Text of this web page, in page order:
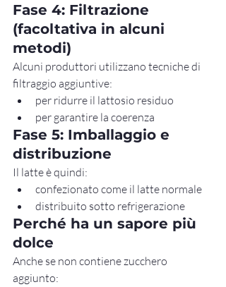
Fase 4: Filtrazione
(facoltativa in alcuni
metodi)
Alcuni produttori utilizzano tecniche di
filtraggio aggiuntive:
per ridurre il lattosio residuo
per garantire la coerenza
Fase 5: Imballaggio e
distribuzione
Il latte è quindi:
confezionato come il latte normale
distribuito sotto refrigerazione
Perché ha un sapore più
dolce
Anche se non contiene zucchero
aggiunto: